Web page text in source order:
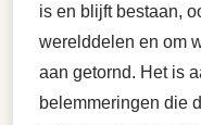
is en blijft bestaan,
werelddelen en om
aan getornd. Het is
belemmeringen die